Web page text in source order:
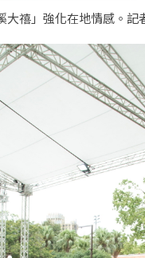
大禧」強化在地情感。記